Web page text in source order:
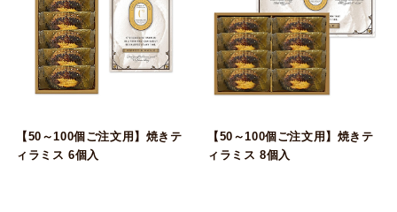
【50～100個ご注文用】焼きテ
ィラミス 6個入
【50～100個ご注文用】焼きテ
ィラミス 8個入